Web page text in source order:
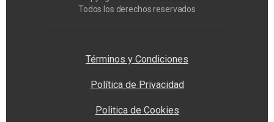
Todos los derechos reservados
Términos y Condiciones
Política de Privacidad
Politica de Cookies